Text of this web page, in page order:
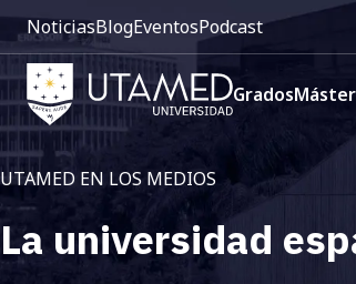
Pasar
al
contenido
principal
cabecera:
Menú
1
NoticiasBlogEventosPodcast
principal
Grados
UTAMED EN LOS MEDIOS
La universidad